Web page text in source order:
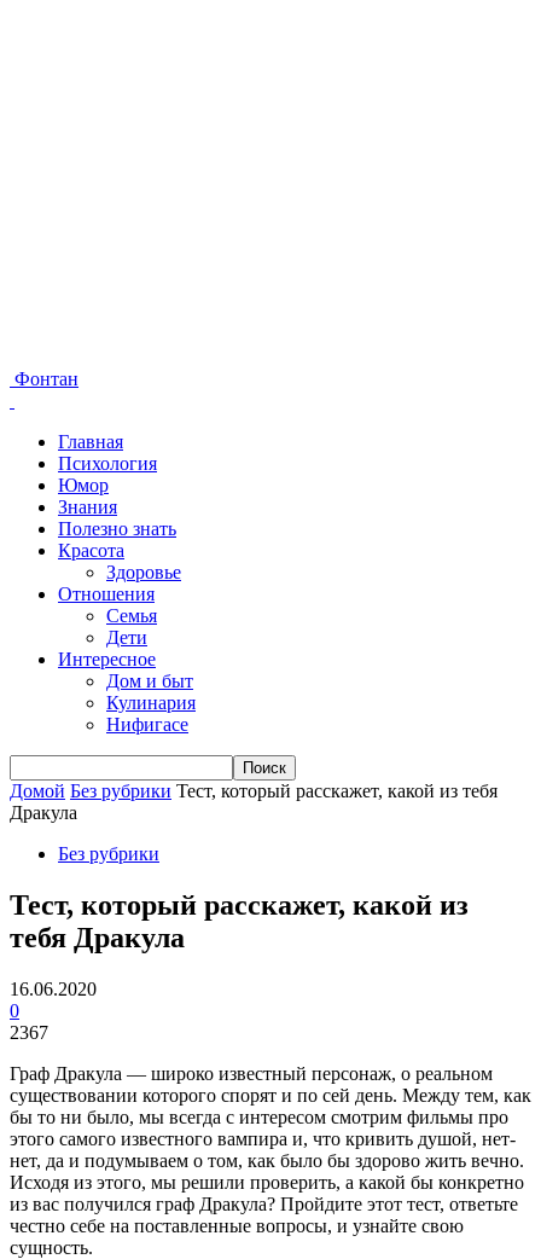
Фонтан
Главная
Психология
Юмор
Знания
Полезно знать
Красота
Здоровье
Отношения
Семья
Дети
Интересное
Дом и быт
Кулинария
Нифигасе
Домой Без рубрики Тест, который расскажет, какой из тебя
Дракула
Без рубрики
Тест, который расскажет, какой из
тебя Дракула
16.06.2020
0
2367
Граф Дракула — широко известный персонаж, о реальном
существовании которого спорят и по сей день. Между тем, как
бы то ни было, мы всегда с интересом смотрим фильмы про
этого самого известного вампира и, что кривить душой, нет-
нет, да и подумываем о том, как было бы здорово жить вечно.
Исходя из этого, мы решили проверить, а какой бы конкретно
из вас получился граф Дракула? Пройдите этот тест, ответьте
честно себе на поставленные вопросы, и узнайте свою
сущность.